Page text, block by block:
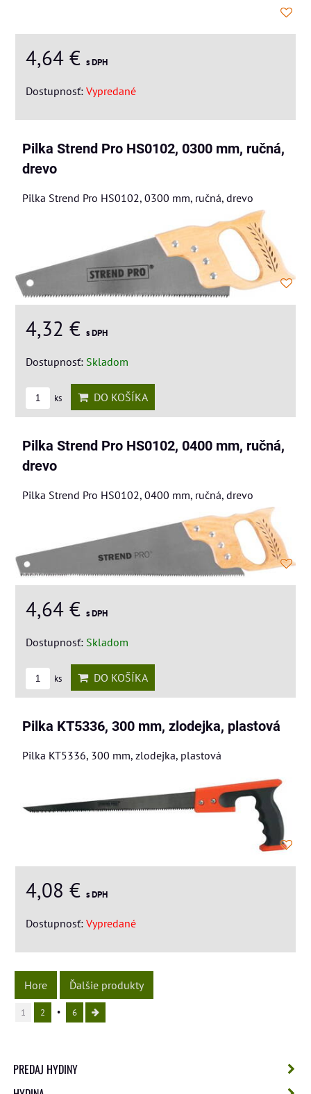
4,64 € s DPH
Dostupnosť: Vypredané
Pilka Strend Pro HS0102, 0300 mm, ručná,
drevo
Pilka Strend Pro HS0102, 0300 mm, ručná, drevo
4,32 € s DPH
Dostupnosť: Skladom
ks DO KOŠÍKA
Pilka Strend Pro HS0102, 0400 mm, ručná,
drevo
Pilka Strend Pro HS0102, 0400 mm, ručná, drevo
4,64 € s DPH
Dostupnosť: Skladom
ks DO KOŠÍKA
Pilka KT5336, 300 mm, zlodejka, plastová
Pilka KT5336, 300 mm, zlodejka, plastová
4,08 € s DPH
Dostupnosť: Vypredané
Hore Ďalšie produkty
1 2 6
PREDAJ HYDINY